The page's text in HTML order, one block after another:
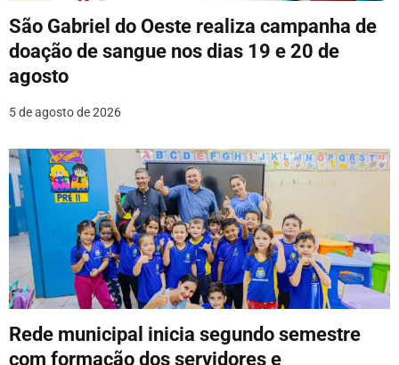
P
o
s
t
São Gabriel do Oeste realiza campanha de
doação de sangue nos dias 19 e 20 de
agosto
5 de agosto de 2026
Rede municipal inicia segundo semestre
com formação dos servidores e